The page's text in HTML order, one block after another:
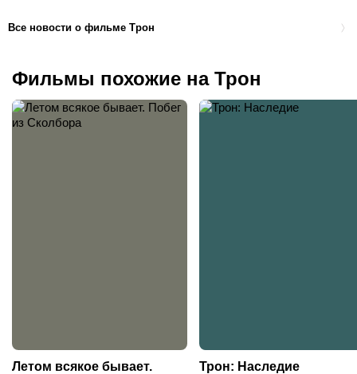
поступало, Гаррет
Все новости о фильме Трон
Фильмы похожие на Трон
Летом всякое бывает.
Трон: Наследие